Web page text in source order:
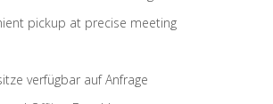
pickup at precise meeting
verfügbar auf Anfrage